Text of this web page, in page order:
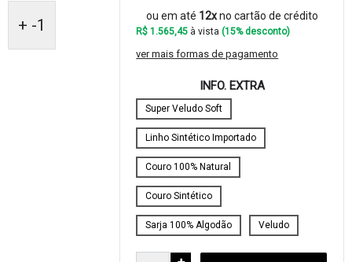
+ -1
ou em até 12xno cartão de crédito
R$ 1.565,45 à vista(15% desconto)
ver mais formas de pagamento
INFO. EXTRA
Super Veludo Soft
Linho Sintético Importado
Couro 100% Natural
Couro Sintético
Sarja 100% Algodão Veludo